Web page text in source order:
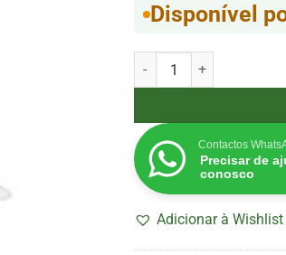
Disponível
Quantidade de Cápsulas
Contactos
Precisar de
conosco
Adicionar à Wishlist